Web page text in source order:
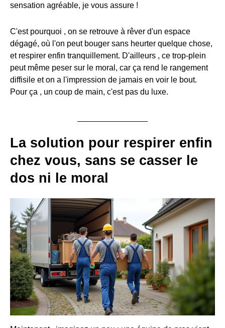
sensation agréable, je vous assure !
C'est pourquoi , on se retrouve à rêver d'un espace
dégagé, où l'on peut bouger sans heurter quelque chose,
et respirer enfin tranquillement. D'ailleurs , ce trop-plein
peut même peser sur le moral, car ça rend le rangement
diffisile et on a l'impression de jamais en voir le bout.
Pour ça , un coup de main, c'est pas du luxe.
La solution pour respirer enfin
chez vous, sans se casser le
dos ni le moral